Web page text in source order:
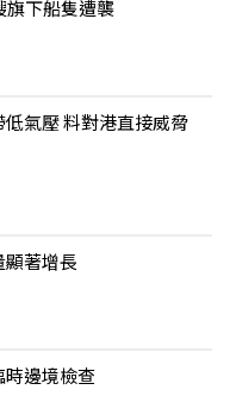
旗下船隻遭襲
氣壓 料對港直接威脅
著增長
邊境檢查